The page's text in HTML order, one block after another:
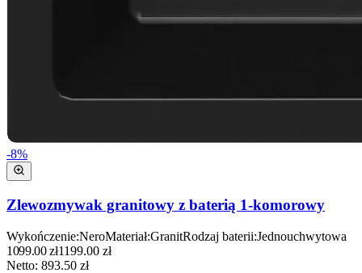
-8%
Zlewozmywak granitowy z baterią 1-komorowy
Wykończenie:NeroMateriał:GranitRodzaj baterii:Jednouchwytowa
1099.00zł1199.00zł
Netto: 893.50 zł